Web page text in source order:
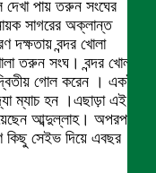
দেখা পায় তরুন সংঘের
সাগরের অক্লান্ত
দক্ষতায় বন্দর খোলা
তরুন সংঘ। বন্দর খোলা
গোল করেন । এক‌ই
ম্যাচ হন ।এছাড়া এই
আব্দুল্লাহ। অপরপক্ষে
কিছু সেইভ দিয়ে এবছর